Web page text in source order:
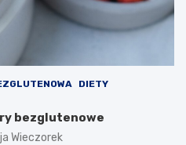
DIETY
bezglutenowe
Wieczorek